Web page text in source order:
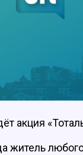
акция
житель